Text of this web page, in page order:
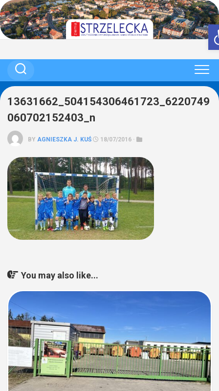
Skip
to
content
13631662_504154306461723_6220749
060702152403_n
BY AGNIESZKA J. KUŚ 18/07/2016 ·
You may also like...